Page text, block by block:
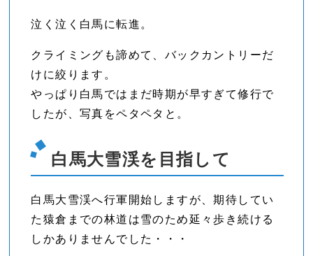
泣く泣く白馬に転進。
クライミングも諦めて、バックカントリーだ
けに絞ります。
やっぱり白馬ではまだ時期が早すぎて修行で
したが、写真をペタペタと。
白馬大雪渓を目指して
白馬大雪渓へ行軍開始しますが、期待してい
た猿倉までの林道は雪のため延々歩き続ける
しかありませんでした・・・